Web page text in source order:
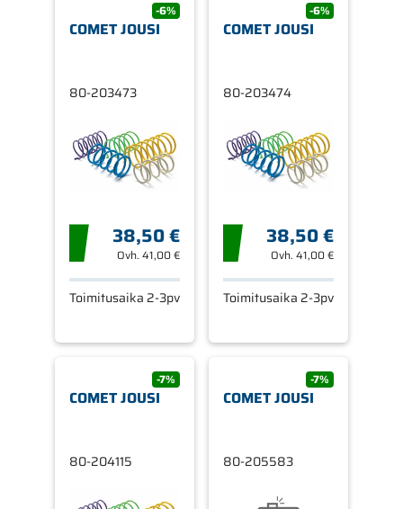
-6%
COMET JOUSI
80-203473
38,50 €
Ovh. 41,00 €
Toimitusaika 2-3pv
-6%
COMET JOUSI
80-203474
38,50 €
Ovh.41,00 €
Toimitusaika 2-3pv
-7%
COMET JOUSI
80-204115
-7%
COMET JOUSI
80-205583